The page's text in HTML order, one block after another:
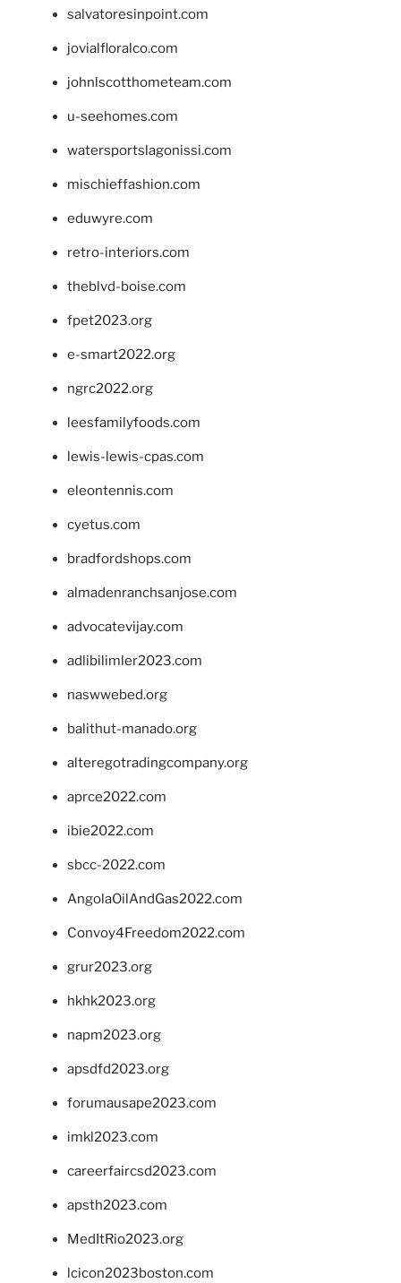
salvatoresinpoint.com
jovialfloralco.com
johnlscotthometeam.com
u-seehomes.com
watersportslagonissi.com
mischieffashion.com
eduwyre.com
retro-interiors.com
theblvd-boise.com
fpet2023.org
e-smart2022.org
ngrc2022.org
leesfamilyfoods.com
lewis-lewis-cpas.com
eleontennis.com
cyetus.com
bradfordshops.com
almadenranchsanjose.com
advocatevijay.com
adlibilimler2023.com
naswwebed.org
balithut-manado.org
alteregotradingcompany.org
aprce2022.com
ibie2022.com
sbcc-2022.com
AngolaOilAndGas2022.com
Convoy4Freedom2022.com
grur2023.org
hkhk2023.org
napm2023.org
apsdfd2023.org
forumausape2023.com
imkl2023.com
careerfaircsd2023.com
apsth2023.com
MedItRio2023.org
lcicon2023boston.com